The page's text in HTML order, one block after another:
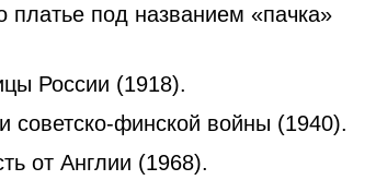
платье под названием «пачка»
России (1918).
советско-финской войны (1940).
от Англии (1968).